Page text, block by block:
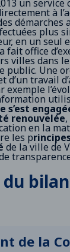
un
à
démarches
plus
en un seul
fait office
villes dans
public. Une
d’un travail
exemple
s’est
renouvelée
en la
les p
de la ville de
du
de la